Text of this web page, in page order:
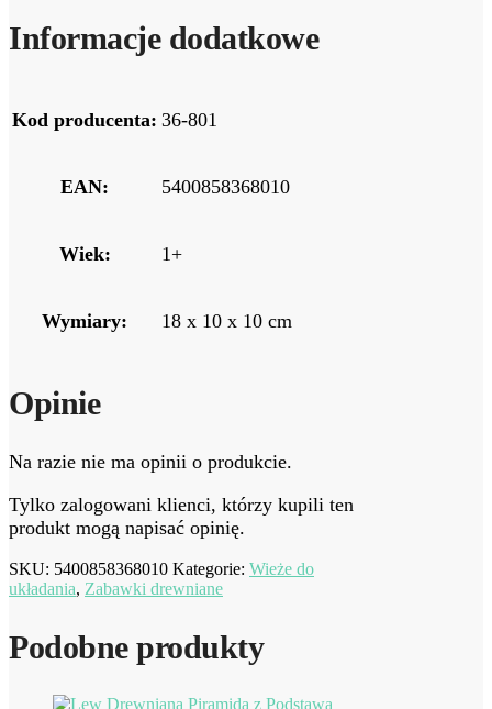
Informacje dodatkowe
Kod producenta: 36-801
EAN: 5400858368010
Wiek: 1+
Wymiary: 18 x 10 x 10 cm
Opinie
Na razie nie ma opinii o produkcie.
Tylko zalogowani klienci, którzy kupili ten
produkt mogą napisać opinię.
SKU: 5400858368010 Kategorie: Wieże do
układania, Zabawki drewniane
Podobne produkty